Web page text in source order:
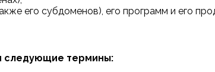
его субдоменов), его программ и его
следующие термины: